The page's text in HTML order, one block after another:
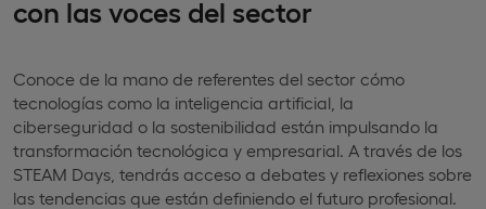
con las voces del sector
Conoce de la mano de referentes del sector cómo
tecnologías como la inteligencia artificial, la
ciberseguridad o la sostenibilidad están impulsando la
transformación tecnológica y empresarial. A través de los
STEAM Days, tendrás acceso a debates y reflexiones sobre
las tendencias que están definiendo el futuro profesional.